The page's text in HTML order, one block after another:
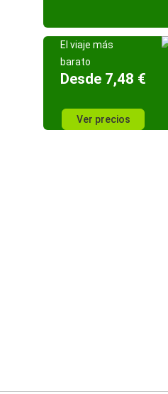
El viaje más
barato
Desde 7,48 €
Ver precios